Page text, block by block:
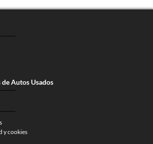
Autos Usados
y cookies